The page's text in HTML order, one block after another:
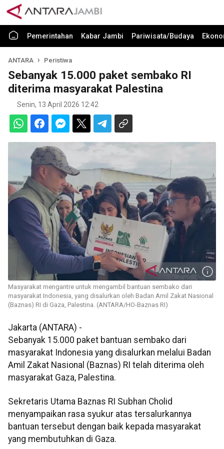
Pemerintahan Kabar Jambi Pariwisata/Budaya
ANTARA Peristiwa
Sebanyak 15.000 paket sembako RI
diterima masyarakat Palestina
Senin, 13 April 2026 12:42
Masyarakat mengantre untuk mengambil bantuan sembako dari
masyarakat Indonesia, yang disalurkan oleh Badan Amil Zakat Nasional
(Baznas) RI di Gaza, Palestina. (ANTARA/HO-Baznas RI)
Jakarta (ANTARA) -
Sebanyak 15.000 paket bantuan sembako dari
masyarakat Indonesia yang disalurkan melalui Badan
Amil Zakat Nasional (Baznas) RI telah diterima oleh
masyarakat Gaza, Palestina.
Sekretaris Utama Baznas RI Subhan Cholid
menyampaikan rasa syukur atas tersalurkannya
bantuan tersebut dengan baik kepada masyarakat
yang membutuhkan di Gaza.